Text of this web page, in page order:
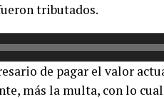
tributados.
de pagar el valor
más la multa, con lo